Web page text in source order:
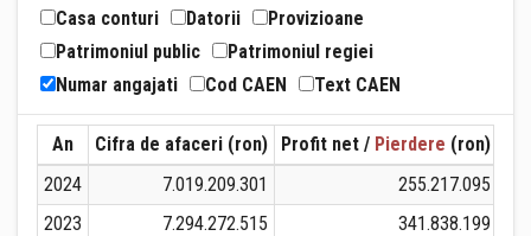
Casa conturi
Datorii
Provizioane
Patrimoniul public
Patrimoniul regiei
Numar angajati
Cod CAEN Text CAEN
An Cifra de afaceri (ron) Profit net / Pierdere (ron)
2024
7.019.209.301 255.217.095
2023
7.294.272.515 341.838.199